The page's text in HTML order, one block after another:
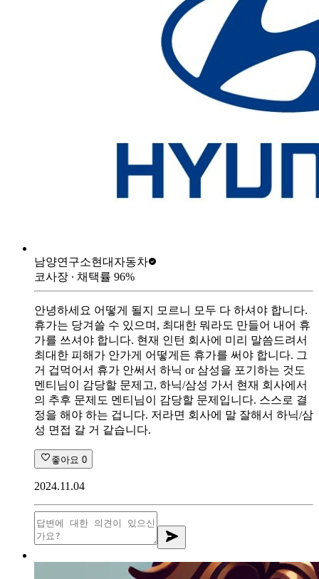
남양연구소현대자동차
코사장 ∙ 채택률 96%
안녕하세요 어떻게 될지 모르니 모두 다 하셔야 합니다.
휴가는 당겨쓸 수 있으며, 최대한 뭐라도 만들어 내어 휴
가를 쓰셔야 합니다. 현재 인턴 회사에 미리 말씀드려서
최대한 피해가 안가게 어떻게든 휴가를 써야 합니다. 그
거 겁먹어서 휴가 안써서 하닉 or 삼성을 포기하는 것도
멘티님이 감당할 문제고, 하닉/삼성 가서 현재 회사에서
의 추후 문제도 멘티님이 감당할 문제입니다. 스스로 결
정을 해야 하는 겁니다. 저라면 회사에 말 잘해서 하닉/삼
성 면접 갈 거 같습니다.
좋아요 0
2024.11.04